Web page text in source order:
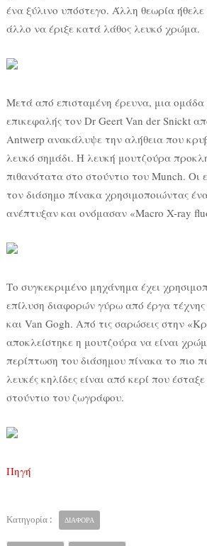
ένα ξύλινο υπόστεγο. Άλλη θεωρία
άλλο να έριξε κατά λάθος λευκό χρώμα.
Μετά από επισταμένη έρευνα, μια ομάδα
επικεφαλής τον Dr Geert Van der Snickt
Antwerp ανακάλυψε την αλήθεια που
λευκό σημάδι. Η λευκή μουτζούρα
πιθανότατα στο στούντιο του Munch. Οι
τον διάσημο πίνακα χρησιμοποιώντας
ανέπτυξαν και ονόμασαν «Macro X-ray
Το συγκεκριμένο μηχάνημα έχει
επίλυση διαφορών γύρω από έργα
και Van Gogh. Από τις σαρώσεις στην
αποκλείστηκε η μουτζούρα να είναι
περίπτωση του διάσημου πίνακα το πιο
λευκές κηλίδες είναι από κερί που
στούντιο του ζωγράφου.
Πηγή
Κατηγορία : ΔΙΑΦΟΡΑ